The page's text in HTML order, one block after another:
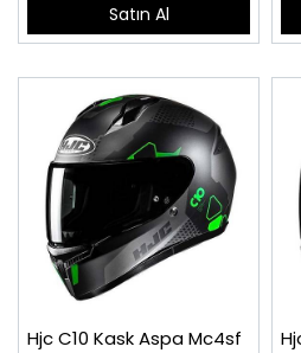
Satın Al
Hjc C10 Kask Aspa Mc4sf